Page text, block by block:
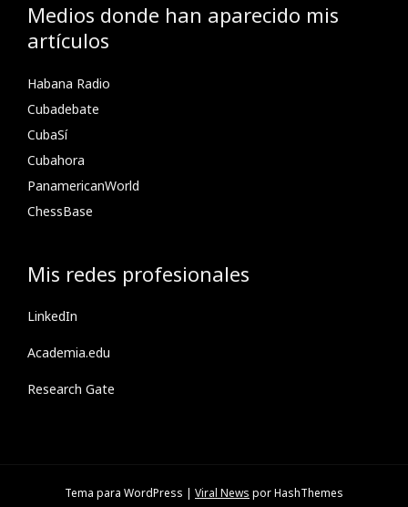
Medios donde han aparecido mis
artículos
Habana Radio
Cubadebate
CubaSí
Cubahora
PanamericanWorld
ChessBase
Mis redes profesionales
LinkedIn
Academia.edu
Research Gate
Tema para WordPress | Viral News por HashThemes